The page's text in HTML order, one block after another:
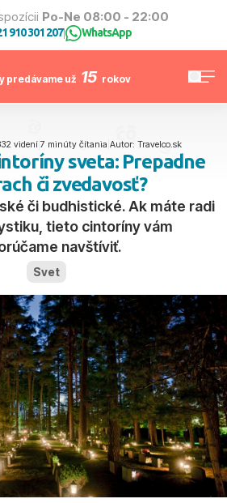
Po-Ne 08:00 - 22:00
910 301 207| WhatsApp
predávame už 15 rokov
videní|7 minúty čítania Autor: Travelco.sk
sveta: Prepadne
či zvedavosť?
či budhistické. Ak máte radi
tieto cintoríny vám
navštíviť.
Svet